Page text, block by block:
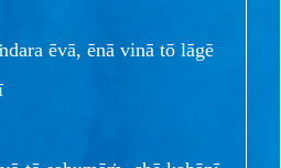
ēvā, ēnā vinā tō lāgē